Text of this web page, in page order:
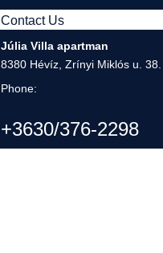
Contact Us
Júlia Villa apartman
8380 Hévíz, Zrínyi Miklós u. 38.
Phone:
+3630/376-2298